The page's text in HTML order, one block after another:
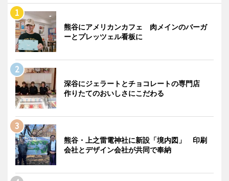
熊谷にアメリカンカフェ 肉メインのバーガ
ーとプレッツェル看板に
深谷にジェラートとチョコレートの専門店
作りたてのおいしさにこだわる
熊谷・上之雷電神社に新設「境内図」 印刷
会社とデザイン会社が共同で奉納